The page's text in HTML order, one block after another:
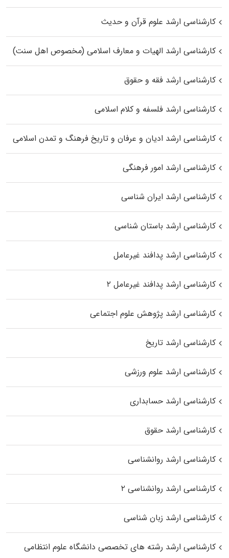
کارشناسی ارشد علوم قرآن و حدیث
کارشناسی ارشد الهیات و معارف اسلامی (مخصوص اهل سنت)
کارشناسی ارشد فقه و حقوق
کارشناسی ارشد فلسفه و کلام اسلامی
کارشناسی ارشد ادیان و عرفان و تاریخ فرهنگ و تمدن اسلامی
کارشناسی ارشد امور فرهنگی
کارشناسی ارشد ایران شناسی
کارشناسی ارشد باستان شناسی
کارشناسی ارشد پدافند غیرعامل
کارشناسی ارشد پدافند غیرعامل ۲
کارشناسی ارشد پژوهش علوم اجتماعی
کارشناسی ارشد تاریخ
کارشناسی ارشد علوم ورزشی
کارشناسی ارشد حسابداری
کارشناسی ارشد حقوق
کارشناسی ارشد روانشناسی
کارشناسی ارشد روانشناسی ۲
کارشناسی ارشد زبان شناسی
کارشناسی ارشد رﺷﺘﻪ ﻫﺎی تخصصی داﻧﺸﮕﺎه ﻋﻠﻮم انتظامی